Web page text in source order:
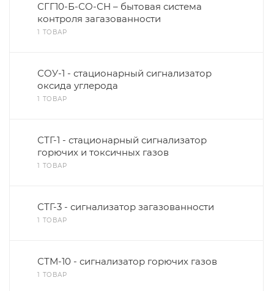
СГГ10-Б-СО-СН – бытовая система
контроля загазованности
1 ТОВАР
СОУ-1 - стационарный сигнализатор
оксида углерода
1 ТОВАР
СТГ-1 - стационарный сигнализатор
горючих и токсичных газов
1 ТОВАР
СТГ-3 - сигнализатор загазованности
1 ТОВАР
СТМ-10 - сигнализатор горючих газов
1 ТОВАР